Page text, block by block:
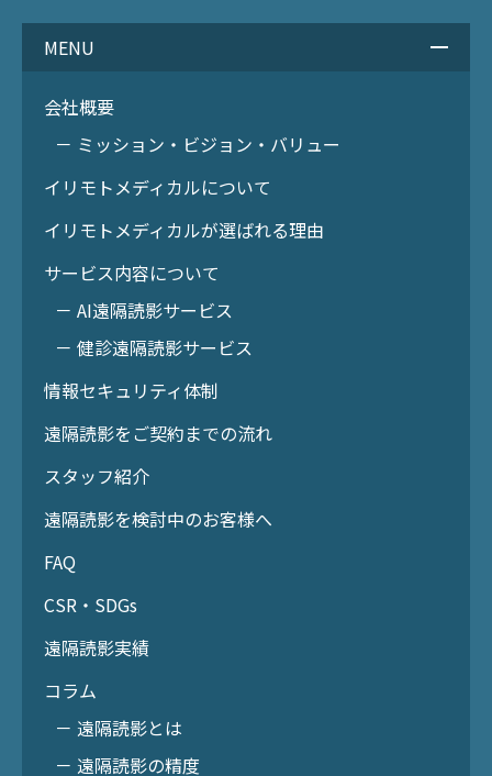
MENU
会社概要
－ ミッション・ビジョン・バリュー
イリモトメディカルについて
イリモトメディカルが選ばれる理由
サービス内容について
－ AI遠隔読影サービス
－ 健診遠隔読影サービス
情報セキュリティ体制
遠隔読影をご契約までの流れ
スタッフ紹介
遠隔読影を検討中のお客様へ
FAQ
CSR・SDGs
遠隔読影実績
コラム
－ 遠隔読影とは
－ 遠隔読影の精度